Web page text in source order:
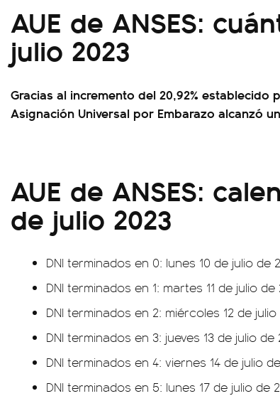
AUE de ANSES:
julio 2023
Gracias al incremento del 20,92% establecido
Asignación Universal por Embarazo alcanzó
AUE de ANSES:
de julio 2023
DNI terminados en 0: lunes 10 de julio de
DNI terminados en 1: martes 11 de julio de
DNI terminados en 2: miércoles 12 de julio
DNI terminados en 3: jueves 13 de julio de
DNI terminados en 4: viernes 14 de julio
DNI terminados en 5: lunes 17 de julio de